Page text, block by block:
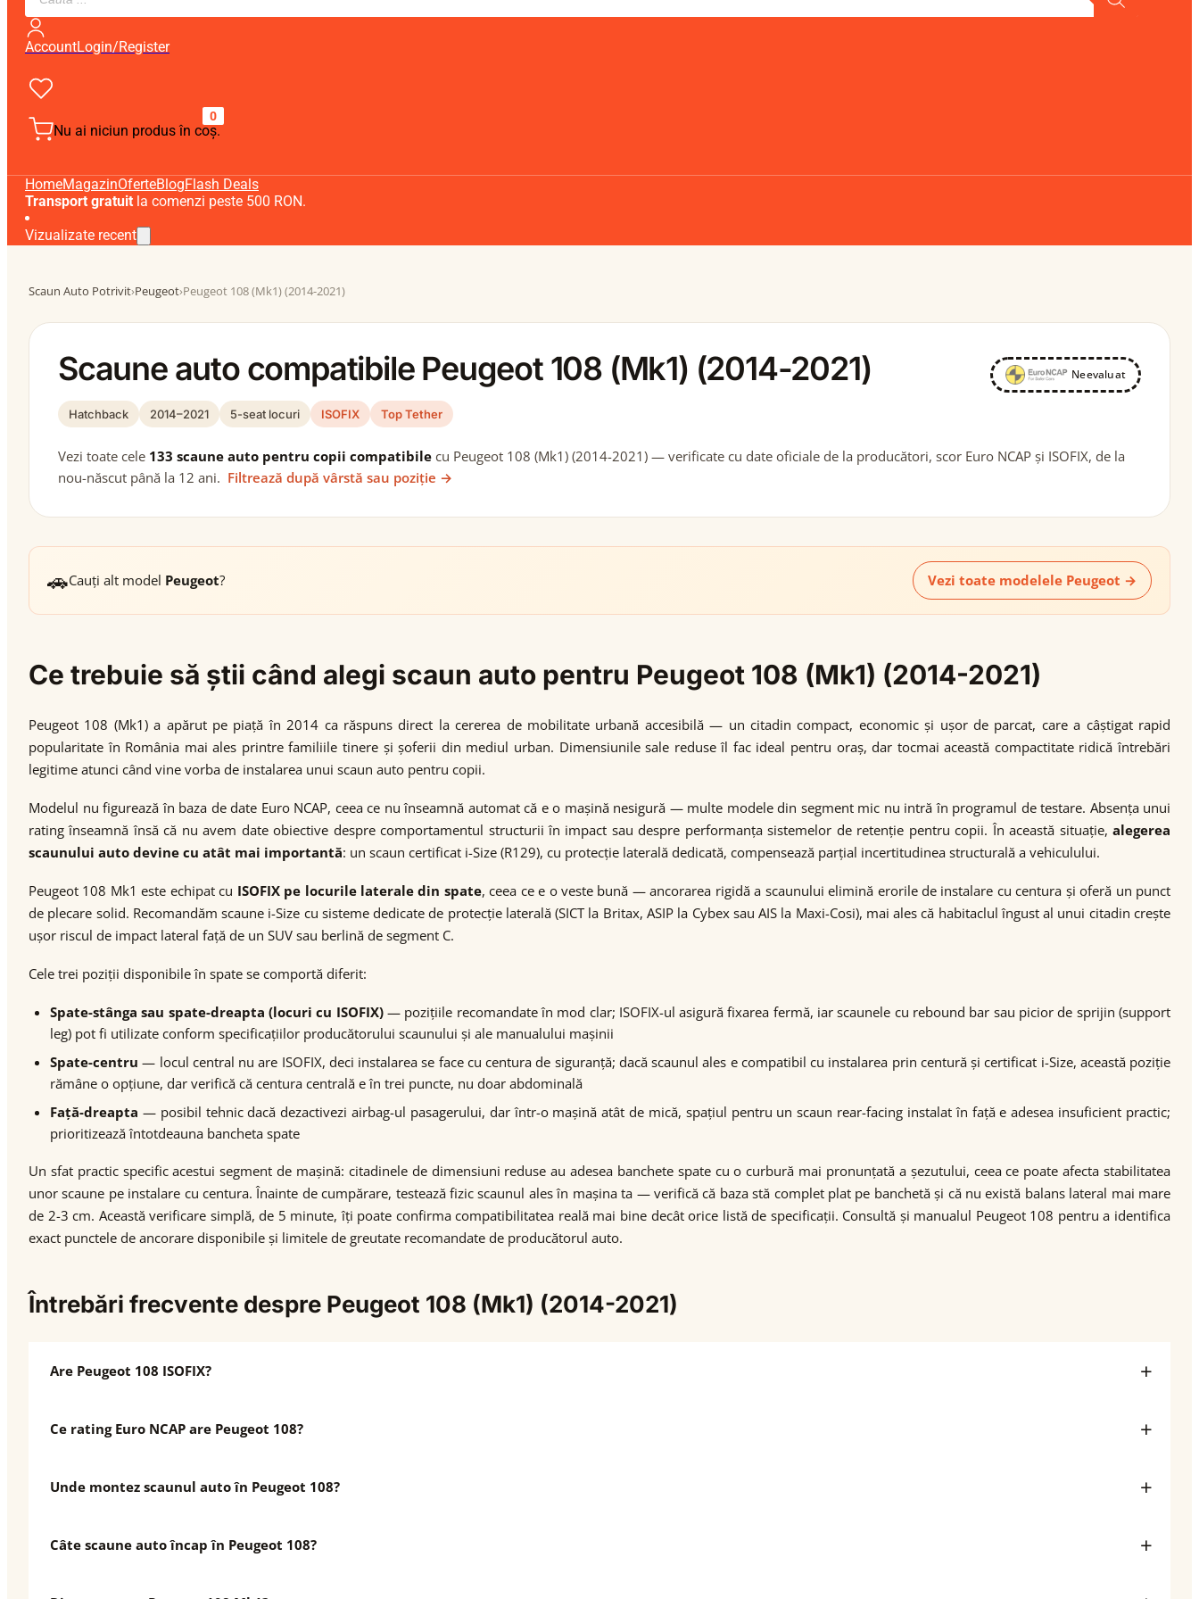
AccountLogin/Register
0
Nu ai niciun produs în coș.
HomeMagazinOferteBlogFlash Deals
Transport gratuit la comenzi peste 500 RON.
Vizualizate recent
Scaun Auto Potrivit›Peugeot›Peugeot 108 (Mk1) (2014-2021)
Scaune auto compatibile Peugeot 108 (Mk1) (2014-2021) Neevaluat
Hatchback 2014–2021 5-seat locuri ISOFIX Top Tether
Vezi toate cele 133 scaune auto pentru copii compatibile cu Peugeot 108 (Mk1) (2014-2021) — verificate cu date oficiale de la producători, scor Euro NCAP și ISOFIX, de la
nou-născut până la 12 ani. Filtrează după vârstă sau poziție →
🚗Cauți alt model Peugeot? Vezi toate modelele Peugeot →
Ce trebuie să știi când alegi scaun auto pentru Peugeot 108 (Mk1) (2014-2021)
Peugeot 108 (Mk1) a apărut pe piață în 2014 ca răspuns direct la cererea de mobilitate urbană accesibilă — un citadin compact, economic și ușor de parcat, care a câștigat rapid
popularitate în România mai ales printre familiile tinere și șoferii din mediul urban. Dimensiunile sale reduse îl fac ideal pentru oraș, dar tocmai această compactitate ridică întrebări
legitime atunci când vine vorba de instalarea unui scaun auto pentru copii.
Modelul nu figurează în baza de date Euro NCAP, ceea ce nu înseamnă automat că e o mașină nesigură — multe modele din segment mic nu intră în programul de testare. Absența unui
rating înseamnă însă că nu avem date obiective despre comportamentul structurii în impact sau despre performanța sistemelor de retenție pentru copii. În această situație, alegerea
scaunului auto devine cu atât mai importantă: un scaun certificat i-Size (R129), cu protecție laterală dedicată, compensează parțial incertitudinea structurală a vehiculului.
Peugeot 108 Mk1 este echipat cu ISOFIX pe locurile laterale din spate, ceea ce e o veste bună — ancorarea rigidă a scaunului elimină erorile de instalare cu centura și oferă un punct
de plecare solid. Recomandăm scaune i-Size cu sisteme dedicate de protecție laterală (SICT la Britax, ASIP la Cybex sau AIS la Maxi-Cosi), mai ales că habitaclul îngust al unui citadin crește
ușor riscul de impact lateral față de un SUV sau berlină de segment C.
Cele trei poziții disponibile în spate se comportă diferit:
Spate-stânga sau spate-dreapta (locuri cu ISOFIX)— pozițiile recomandate în mod clar; ISOFIX-ul asigură fixarea fermă, iar scaunele cu rebound bar sau picior de sprijin (support
leg) pot fi utilizate conform specificațiilor producătorului scaunului și ale manualului mașinii
Spate-centru — locul central nu are ISOFIX, deci instalarea se face cu centura de siguranță; dacă scaunul ales e compatibil cu instalarea prin centură și certificat i-Size, această poziție
rămâne o opțiune, dar verifică că centura centrală e în trei puncte, nu doar abdominală
Față-dreapta — posibil tehnic dacă dezactivezi airbag-ul pasagerului, dar într-o mașină atât de mică, spațiul pentru un scaun rear-facing instalat în față e adesea insuficient practic;
prioritizează întotdeauna bancheta spate
Un sfat practic specific acestui segment de mașină: citadinele de dimensiuni reduse au adesea banchete spate cu o curbură mai pronunțată a șezutului, ceea ce poate afecta stabilitatea
unor scaune pe instalare cu centura. Înainte de cumpărare, testează fizic scaunul ales în mașina ta — verifică că baza stă complet plat pe banchetă și că nu există balans lateral mai mare
de 2-3 cm. Această verificare simplă, de 5 minute, îți poate confirma compatibilitatea reală mai bine decât orice listă de specificații. Consultă și manualul Peugeot 108 pentru a identifica
exact punctele de ancorare disponibile și limitele de greutate recomandate de producătorul auto.
Întrebări frecvente despre Peugeot 108 (Mk1) (2014-2021)
Are Peugeot 108 ISOFIX?
Ce rating Euro NCAP are Peugeot 108?
Unde montez scaunul auto în Peugeot 108?
Câte scaune auto încap în Peugeot 108?